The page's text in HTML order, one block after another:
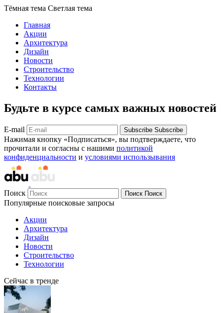
Тёмная тема Светлая тема
Главная
Акции
Архитектура
Дизайн
Новости
Строительство
Технологии
Контакты
Будьте в курсе самых важных новостей
E-mail Subscribe Subscribe
Нажимая кнопку «Подписаться», вы подтверждаете, что
прочитали и согласны с нашими политикой
конфиденциальности и условиями использывания
Поиск Поиск Поиск
Популярные поисковые запросы
Акции
Архитектура
Дизайн
Новости
Строительство
Технологии
Сейчас в тренде